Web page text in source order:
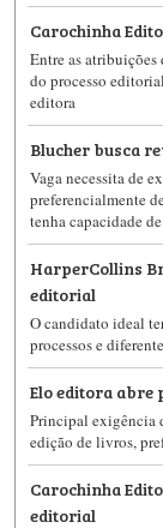
Carochinha
Entre as atribuições
do processo
editora
Blucher busca
Vaga necessita de
preferencialmente
tenha capacidade
HarperCollins
editorial
O candidato ideal
processos e
Elo editora abre
Principal exigência
edição de livros,
Carochinha
editorial